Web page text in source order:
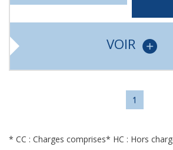
VOIR
1
* CC : Charges comprises* HC : Hors